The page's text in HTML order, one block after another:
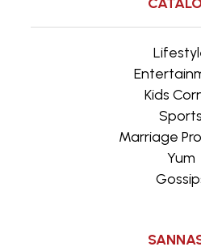
Kids
Sports
Marriage
Yum